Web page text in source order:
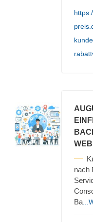
nach
Ba